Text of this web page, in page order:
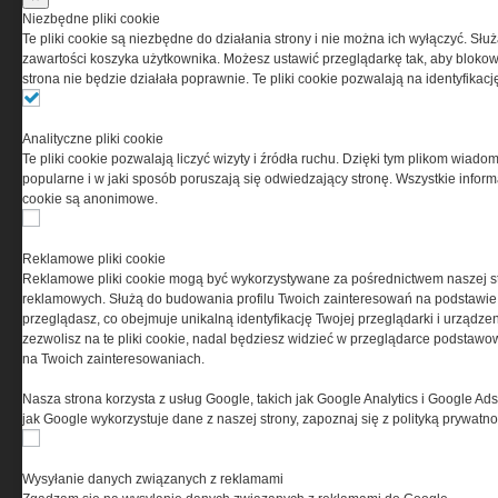
przez Grupa MEDIUM Spółka z ograniczoną
odpowiedzialnością Spółka komandytowa, nr KRS:
0000537655, NIP 1132860378, REGON 146393437
(zwana dalej Grupa MEDIUM) w postaci Regulaminu.
Ta witryna wykorzystuje pliki cookies do przechowywania
informacji na Twoim komputerze. Pliki cookies stosujemy
w celu świadczenia usług na najwyższym poziomie,
w tym w sposób dostosowany do indywidualnych potrzeb.
cookies oznacza, że będą one zamieszczane w Twoim
urządzeniu końcowym. W każdym momencie możesz
dokonać zmiany ustawień przeglądarki dotyczących
serwisu prosimy o zapoznanie się z naszą
prywatności
oraz informacją o cookies
Niezbędne pliki cookie
Te pliki cookie są niezbędne do działania strony i nie można ich wyłączyć.
zawartości koszyka użytkownika. Możesz ustawić przeglądarkę tak, aby
strona nie będzie działała poprawnie. Te pliki cookie pozwalają na
Analityczne pliki cookie
Te pliki cookie pozwalają liczyć wizyty i źródła ruchu. Dzięki tym plikom
popularne i w jaki sposób poruszają się odwiedzający stronę. Wszystkie
cookie są anonimowe.
Reklamowe pliki cookie
Reklamowe pliki cookie mogą być wykorzystywane za pośrednictwem naszej
reklamowych. Służą do budowania profilu Twoich zainteresowań na
przeglądasz, co obejmuje unikalną identyfikację Twojej przeglądarki i
zezwolisz na te pliki cookie, nadal będziesz widzieć w przeglądarce
na Twoich zainteresowaniach.
Nasza strona korzysta z usług Google, takich jak Google Analytics i Google
jak Google wykorzystuje dane z naszej strony, zapoznaj się z polityką
Wysyłanie danych związanych z reklamami